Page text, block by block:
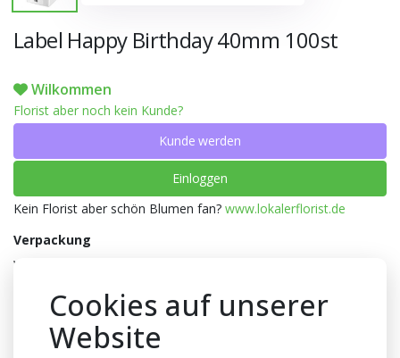
Label Happy Birthday 40mm 100st
Wilkommen
Florist aber noch kein Kunde?
Kunde werden
Einloggen
Kein Florist aber schön Blumen fan? www.lokalerflorist.de
Verpackung
Wanne
Anzahl pro Wanne
Gewicht
Cookies auf unserer
Website